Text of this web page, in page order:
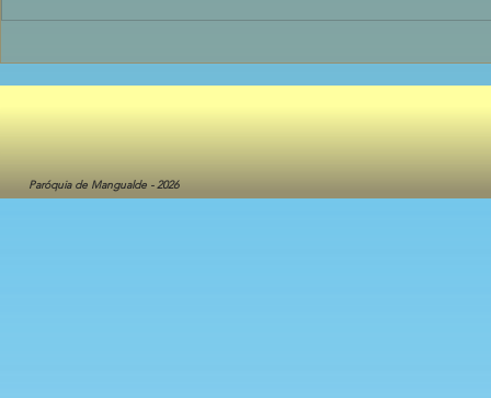
Paróquia de Mangualde - 2026